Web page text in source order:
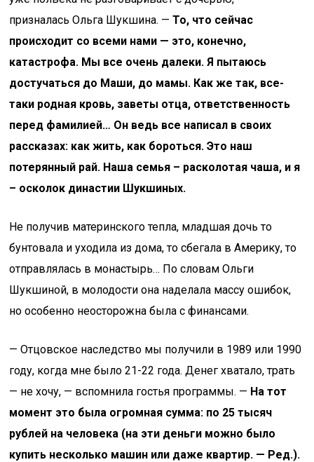
призналась Ольга Шукшина. —То, что сейчас
происходит со всеми нами — это, конечно,
катастрофа. Мы все очень далеки. Я пытаюсь
достучаться до Маши, до мамы. Как же так, все-
таки родная кровь, заветы отца, ответственность
перед фамилией… Он ведь все написал в своих
рассказах: как жить, как бороться. Это наш
потерянный рай. Наша семья – расколотая чаша, и я
– осколок династии Шукшиных.
Не получив материнского тепла, младшая дочь то
бунтовала и уходила из дома, то сбегала в Америку, то
отправлялась в монастырь… По словам Ольги
Шукшиной, в молодости она наделала массу ошибок,
но особенно неосторожна была с финансами.
— Отцовское наследство мы получили в 1989 или 1990
году, когда мне было 21-22 года. Денег хватало, трать
— не хочу, — вспомнила гостья программы. — На тот
момент это была огромная сумма: по 25 тысяч
рублей на человека (на эти деньги можно было
купить несколько машин или даже квартир. — Ред.).